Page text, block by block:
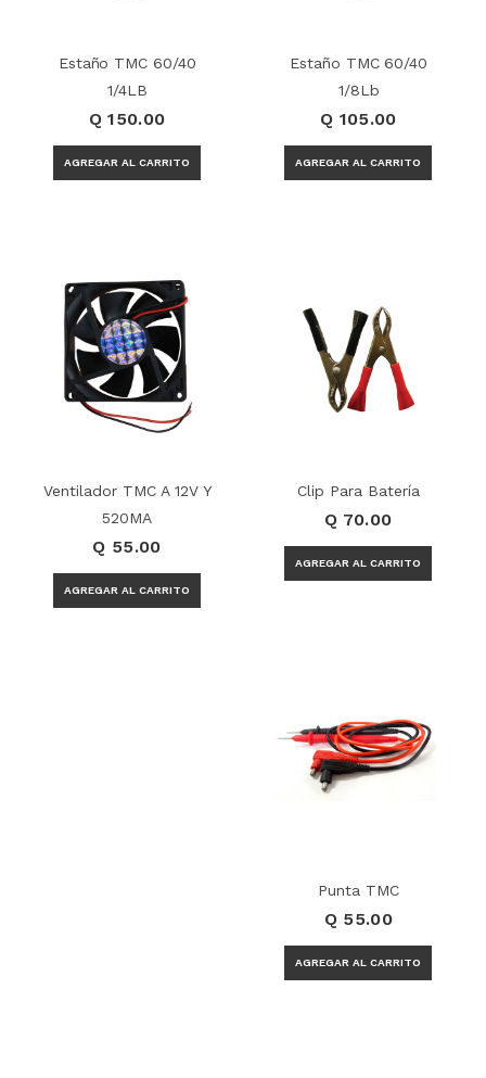
Estaño TMC 60/40
1/4LB
Q 150.00
Estaño TMC 60/40
1/8Lb
Q 105.00
Ventilador TMC A 12V Y
520MA
Q 55.00
Clip Para Batería
Q 70.00
Punta TMC
Q 55.00